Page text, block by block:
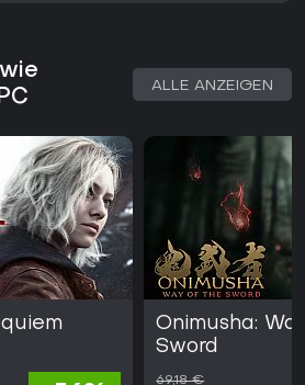
ALLE ANZEIGEN
Onimusha:
Sword
69,18 €